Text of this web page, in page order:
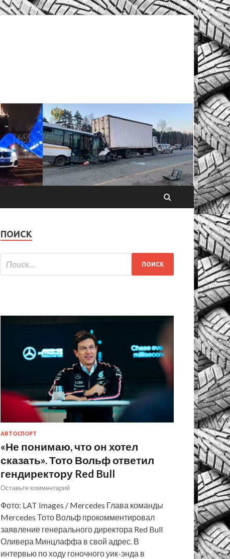
ПОИСК
АВТОСПОРТ
«Не понимаю, что он хотел
сказать». Тото Вольф ответил
гендиректору Red Bull
Оставьте комментарий
Фото: LAT Images / Mercedes Глава команды
Mercedes Тото Вольф прокомментировал
заявление генерального директора Red Bull
Оливера Минцлаффа в свой адрес. В
интервью по ходу гоночного уик-энда в